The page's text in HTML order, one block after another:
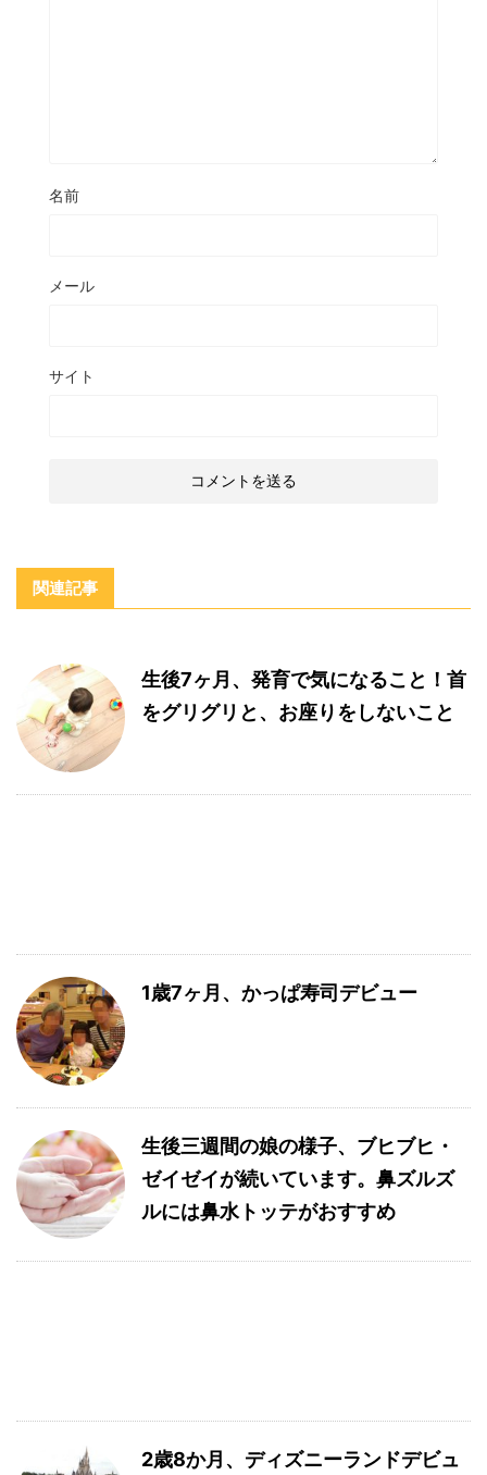
名前
メール
サイト
関連記事
生後7ヶ月、発育で気になること！首
をグリグリと、お座りをしないこと
1歳7ヶ月、かっぱ寿司デビュー
生後三週間の娘の様子、ブヒブヒ・
ゼイゼイが続いています。鼻ズルズ
ルには鼻水トッテがおすすめ
2歳8か月、ディズニーランドデビュ